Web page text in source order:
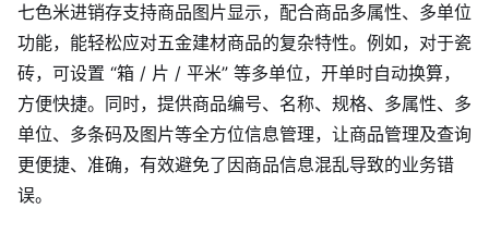
七色米进销存支持商品图片显示，配合商品多属性、多单位
功能，能轻松应对五金建材商品的复杂特性。例如，对于瓷
砖，可设置 “箱 / 片 / 平米” 等多单位，开单时自动换算，
方便快捷。同时，提供商品编号、名称、规格、多属性、多
单位、多条码及图片等全方位信息管理，让商品管理及查询
更便捷、准确，有效避免了因商品信息混乱导致的业务错
误。